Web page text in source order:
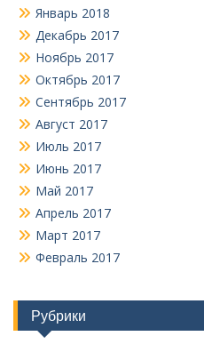
Январь 2018
Декабрь 2017
Ноябрь 2017
Октябрь 2017
Сентябрь 2017
Август 2017
Июль 2017
Июнь 2017
Май 2017
Апрель 2017
Март 2017
Февраль 2017
Рубрики